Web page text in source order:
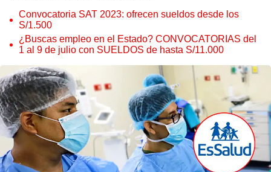
Convocatoria SAT 2023: ofrecen sueldos desde los
S/1.500
¿Buscas empleo en el Estado? CONVOCATORIAS del
1 al 9 de julio con SUELDOS de hasta S/11.000